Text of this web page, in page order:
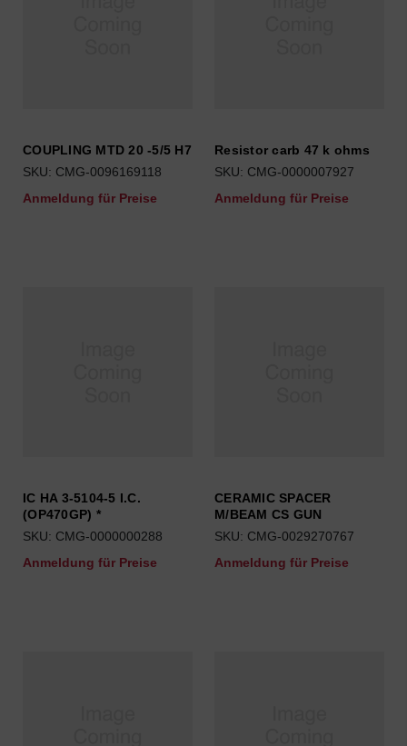
COUPLING MTD 20 -5/5 H7
SKU: CMG-0096169118
Anmeldung für Preise
Resistor carb 47 k ohms
SKU: CMG-0000007927
Anmeldung für Preise
IC HA 3-5104-5 I.C.
(OP470GP) *
SKU: CMG-0000000288
Anmeldung für Preise
CERAMIC SPACER
M/BEAM CS GUN
SKU: CMG-0029270767
Anmeldung für Preise